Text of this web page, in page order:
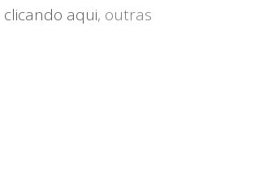
clicando aqui, outras